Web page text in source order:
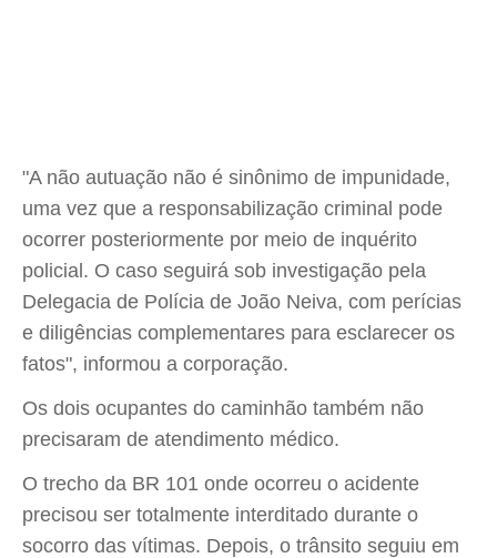
"A não autuação não é sinônimo de impunidade,
uma vez que a responsabilização criminal pode
ocorrer posteriormente por meio de inquérito
policial. O caso seguirá sob investigação pela
Delegacia de Polícia de João Neiva, com perícias
e diligências complementares para esclarecer os
fatos", informou a corporação.
Os dois ocupantes do caminhão também não
precisaram de atendimento médico.
O trecho da BR 101 onde ocorreu o acidente
precisou ser totalmente interditado durante o
socorro das vítimas. Depois, o trânsito seguiu em